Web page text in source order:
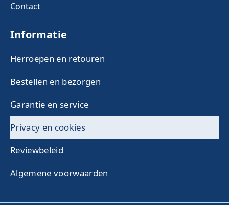
Contact
Informatie
Herroepen en retouren
Bestellen en bezorgen
Garantie en service
Privacy en cookies
Reviewbeleid
Algemene voorwaarden